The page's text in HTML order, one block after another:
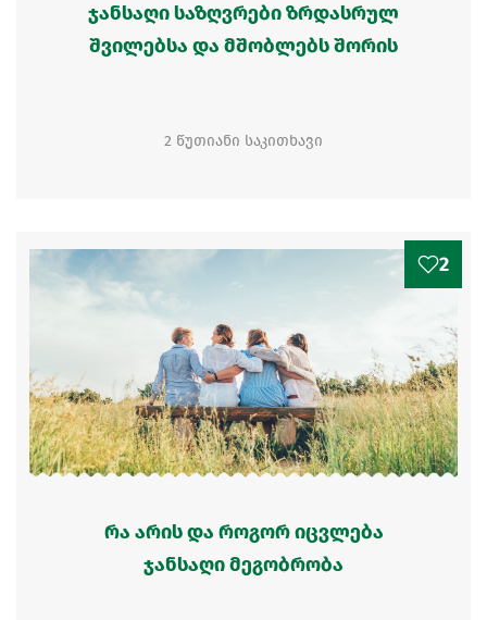
ჯანსაღი საზღვრები ზრდასრულ
შვილებსა და მშობლებს შორის
2 წუთიანი საკითხავი
2
რა არის და როგორ იცვლება
ჯანსაღი მეგობრობა